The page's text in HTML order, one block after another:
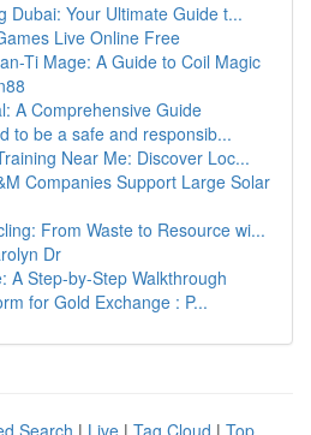
Dubai: Your Ultimate Guide t...
Live Online Free
Ti Mage: A Guide to Coil Magic
A Comprehensive Guide
to be a safe and responsib...
Near Me: Discover Loc...
Companies Support Large Solar
From Waste to Resource wi...
Dr
A Step-by-Step Walkthrough
for Gold Exchange : P...
Search | Live | Tag Cloud | Top